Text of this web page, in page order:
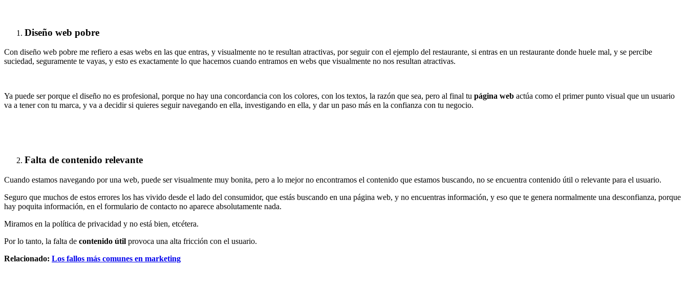
Diseño web pobre
Con diseño web pobre me refiero a esas webs en las que entras, y visualmente no te resultan atractivas, por seguir con el ejemplo del restaurante, si entras en un restaurante donde huele mal, y se percibe
suciedad, seguramente te vayas, y esto es exactamente lo que hacemos cuando entramos en webs que visualmente no nos resultan atractivas.
Ya puede ser porque el diseño no es profesional, porque no hay una concordancia con los colores, con los textos, la razón que sea, pero al final tu página web actúa como el primer punto visual que un usuario
va a tener con tu marca, y va a decidir si quieres seguir navegando en ella, investigando en ella, y dar un paso más en la confianza con tu negocio.
Falta de contenido relevante
Cuando estamos navegando por una web, puede ser visualmente muy bonita, pero a lo mejor no encontramos el contenido que estamos buscando, no se encuentra contenido útil o relevante para el usuario.
Seguro que muchos de estos errores los has vivido desde el lado del consumidor, que estás buscando en una página web, y no encuentras información, y eso que te genera normalmente una desconfianza, porque
hay poquita información, en el formulario de contacto no aparece absolutamente nada.
Miramos en la política de privacidad y no está bien, etcétera.
Por lo tanto, la falta de contenido útil provoca una alta fricción con el usuario.
Relacionado: Los fallos más comunes en marketing